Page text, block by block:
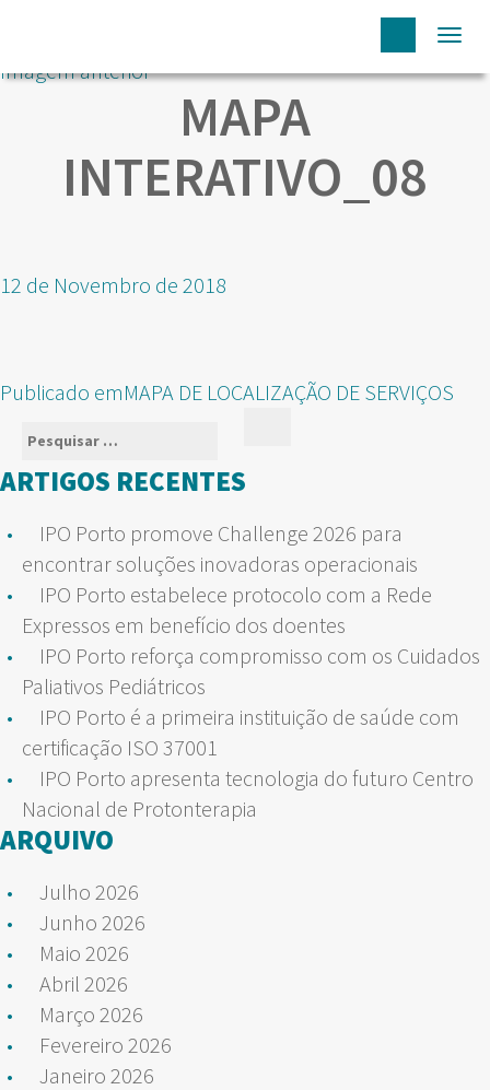
Imagem anterior
MAPA
INTERATIVO_08
Publicado
12 de Novembro de 2018
NAVEGAÇÃO
ARTIGOS
Publicado emMAPA DE LOCALIZAÇÃO DE SERVIÇOS
Pesquisar
por:
ARTIGOS RECENTES
IPO Porto promove Challenge 2026 para
encontrar soluções inovadoras operacionais
IPO Porto estabelece protocolo com a Rede
Expressos em benefício dos doentes
IPO Porto reforça compromisso com os Cuidados
Paliativos Pediátricos
IPO Porto é a primeira instituição de saúde com
certificação ISO 37001
IPO Porto apresenta tecnologia do futuro Centro
Nacional de Protonterapia
ARQUIVO
Julho 2026
Junho 2026
Maio 2026
Abril 2026
Março 2026
Fevereiro 2026
Janeiro 2026